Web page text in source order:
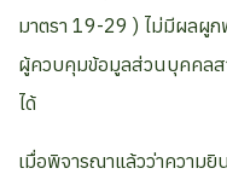
มาตรา 19-29 ) ไม่มีผลผูก
ผู้ควบคุมข้อมูลส่วนบุคคลส
ได้
เมื่อพิจารณาแล้วว่าความ